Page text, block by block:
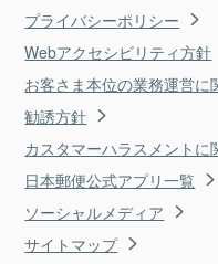
プライバシーポリシー
Webアクセシビリティ方針
お客さま本位の業務運営に
勧誘方針
カスタマーハラスメントに
日本郵便公式アプリ一覧
ソーシャルメディア
サイトマップ